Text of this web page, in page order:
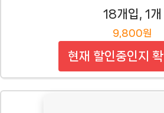
18개입, 1개
9,800원
현재 할인중인지 확